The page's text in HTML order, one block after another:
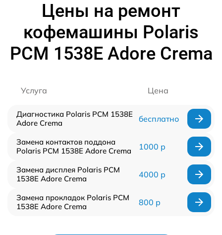
Цены на ремонт
кофемашины Polaris
PCM 1538E Adore Crema
Услуга Цена
Диагностика Polaris PCM 1538E
Adore Crema
бесплатно
Замена контактов поддона
Polaris PCM 1538E Adore Crema
1000 р
Замена дисплея Polaris PCM
1538E Adore Crema
4000 р
Замена прокладок Polaris PCM
1538E Adore Crema
800 р